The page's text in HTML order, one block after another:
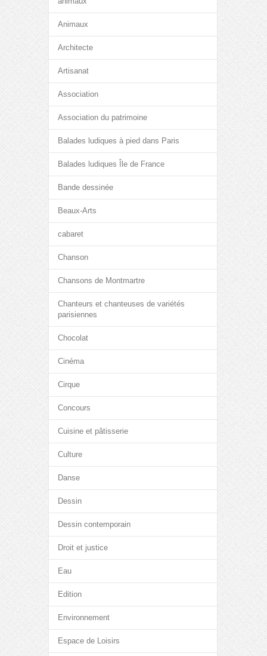
Animaux
Architecte
Artisanat
Association
Association du patrimoine
Balades ludiques à pied dans Paris
Balades ludiques Île de France
Bande dessinée
Beaux-Arts
cabaret
Chanson
Chansons de Montmartre
Chanteurs et chanteuses de variétés
parisiennes
Chocolat
Cinéma
Cirque
Concours
Cuisine et pâtisserie
Culture
Danse
Dessin
Dessin contemporain
Droit et justice
Eau
Edition
Environnement
Espace de Loisirs